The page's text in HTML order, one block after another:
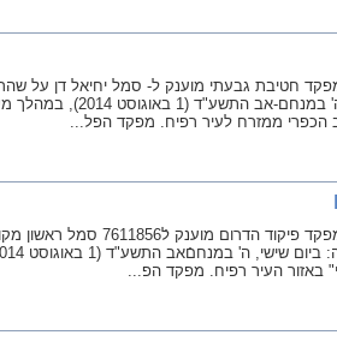
חטיבת גבעתי מוענק ל- סמל יחיאל דן על
שישי, ה' במנחם-
הכפרי ממזרח לעיר רפיח. מפקד הפל...
צל"ש מפקד פיקוד
באזור העיר רפיח. מפקד הפ...